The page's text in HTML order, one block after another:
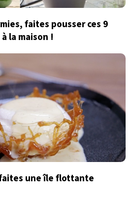
faites pousser ces 9
la maison !
une île flottante